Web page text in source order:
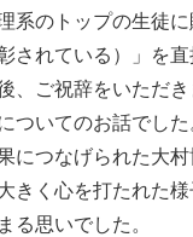
系のトップの生徒
されている）」を
、ご祝辞をいただ
ついてのお話でし
につなげられた大
きく心を打たれた
る思いでした。